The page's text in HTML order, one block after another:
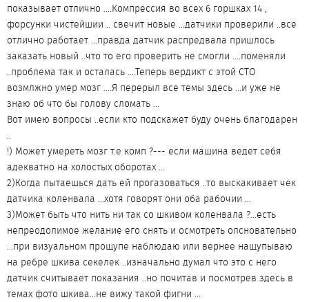
показывает отлично ....Компрессия во всех 6 горшках 14 ,
форсунки чистейшии .. свечит новые ...датчики проверили ..все
отлично работает ...правда датчик распредвала пришлось
заказать новый ..что то его проверить не смогли ....поменяли
..проблема так и осталась ....Теперь вердикт с этой СТО
возмлжно умер мозг ....Я перерыл все темы здесь ...и уже не
знаю об что бы голову сломать ...
Вот имею вопросы ..если кто подскажет буду очень благодарен
..
!) Может умереть мозг т.е комп ?--- если машина ведет себя
адекватно на холостых оборотах ...
2)Когда пытаешься дать ей прогазоваться ..то выскакивает чек
датчика коленвала ...хотя говорят они оба рабочии ...
3)Может быть что нить ни так со шкивом коленвала ?...есть
непреодолимое желание его снять и осмотреть олсновательно
...при визуальном прощупе наблюдаю или вернее нащупываю
на ребре шкива секелек ..изначально думал что это с него
датчик считывает показания ..но почитав и посмотрев здесь в
темах фото шкива...не вижу такой фигни ...